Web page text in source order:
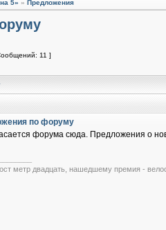
5» » Предложения
11 ]
по форуму
форума сюда. Предложения о
метр двадцать, нашедшему премия -